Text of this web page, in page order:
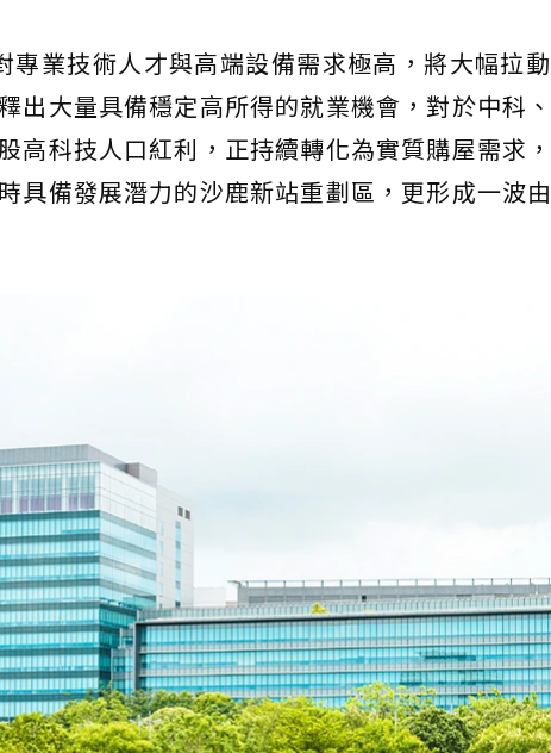
專業技術人才與高端設備需求極高，將大幅拉
出大量具備穩定高所得的就業機會，對於中科
高科技人口紅利，正持續轉化為實質購屋需求
具備發展潛力的沙鹿新站重劃區，更形成一波